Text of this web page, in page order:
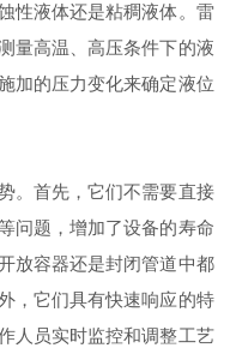
性液体还是粘稠液体。雷
量高温、高压条件下的液
加的压力变化来确定液位
首先，它们不需要直接
问题，增加了设备的寿命
放容器还是封闭管道中都
，它们具有快速响应的特
人员实时监控和调整工艺